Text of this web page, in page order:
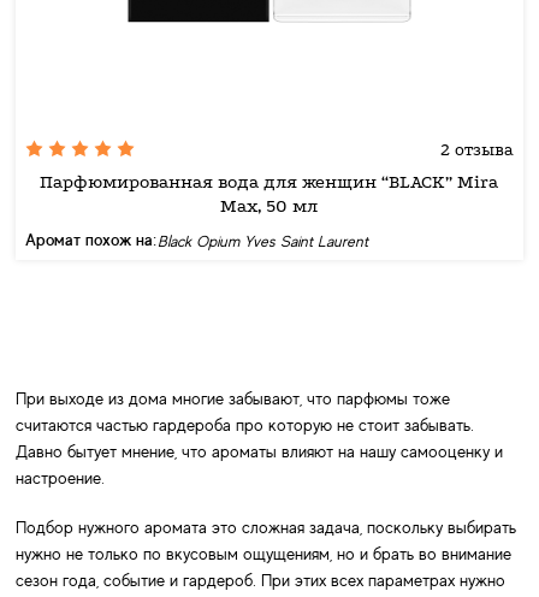
2 отзыва
Парфюмированная вода для женщин “BLACK” Mira
Max, 50 мл
Аромат похож на:Black Opium Yves Saint Laurent
При выходе из дома многие забывают, что парфюмы тоже
считаются частью гардероба про которую не стоит забывать.
Давно бытует мнение, что ароматы влияют на нашу самооценку и
настроение.
Подбор нужного аромата это сложная задача, поскольку выбирать
нужно не только по вкусовым ощущениям, но и брать во внимание
сезон года, событие и гардероб. При этих всех параметрах нужно